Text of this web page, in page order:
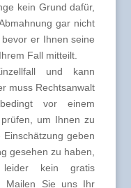
kein Grund dafür,
gar nicht
er Ihnen seine
Fall mitteilt.
und kann
muss Rechtsanwalt
vor einem
um Ihnen zu
geben
gesehen zu haben,
leider kein gratis
Mailen Sie uns Ihr